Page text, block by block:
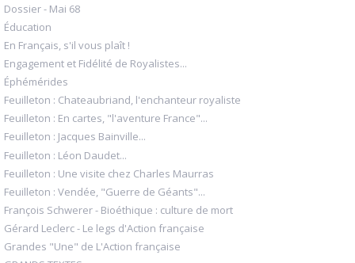
Dossier - Mai 68
Éducation
En Français, s'il vous plaît !
Engagement et Fidélité de Royalistes...
Éphémérides
Feuilleton : Chateaubriand, l'enchanteur royaliste
Feuilleton : En cartes, "l'aventure France"...
Feuilleton : Jacques Bainville...
Feuilleton : Léon Daudet...
Feuilleton : Une visite chez Charles Maurras
Feuilleton : Vendée, "Guerre de Géants"...
François Schwerer - Bioéthique : culture de mort
Gérard Leclerc - Le legs d'Action française
Grandes "Une" de L'Action française